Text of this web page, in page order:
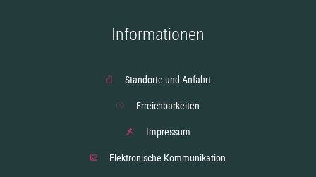
Informationen
Standorte und Anfahrt
Erreichbarkeiten
Impressum
Elektronische Kommunikation